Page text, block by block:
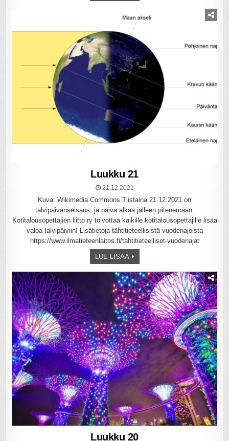
Luukku 21
21.12.2021
Kuva: Wikimedia Commons Tiistaina 21.12.2021 on
talvipäivänseisaus, ja päivä alkaa jälleen pitenemään.
Kotitalousopettajien liitto ry toivottaa kaikille kotitalousopettajille lisää
valoa talvipäiviin! Lisätietoja tähtitieteellisistä vuodenajoista
https://www.ilmatieteenlaitos.fi/tahtitieteelliset-vuodenajat
LUE LISÄÄ
Luukku 20